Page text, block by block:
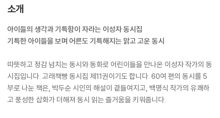
소개
아이들의 생각과 기특함이 자라는 이성자 동시집
기특한 아이들을 보며 어른도 기특해지는 맑고 고운 동시
따뜻하고 정감 넘치는 동시와 동화로 어린이들을 만나온 이성자 작가의 동
시집입니다. 고래책빵 동시집 제11권이기도 합니다. 60여 편의 동시를 5
부로 나눈 책은, 박두순 시인의 해설이 곁들여지고, 백명식 작가의 유쾌하
고 풍성한 삽화가 더해져 동시 읽는 즐거움을 키워줍니다.